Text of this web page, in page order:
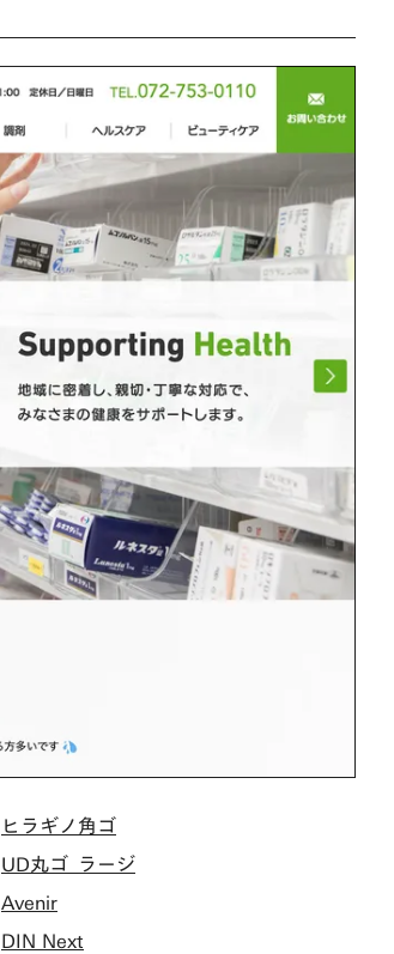
ヒラギノ角ゴ
UD丸ゴ_ラージ
Avenir
DIN Next